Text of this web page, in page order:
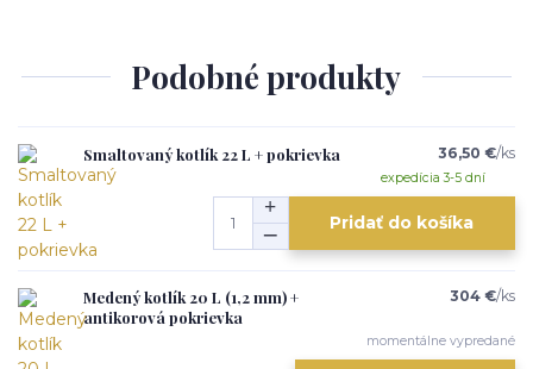
Podobné produkty
Smaltovaný kotlík 22 L + pokrievka 36,50 €/ks
expedícia 3-5 dní
Pridať do košíka
Medený kotlík 20 L (1,2 mm) +
antikorová pokrievka
304 €/ks
momentálne vypredané